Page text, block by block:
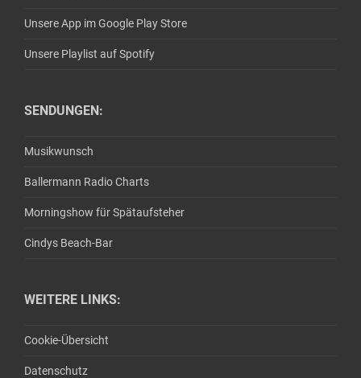
Unsere App im Google Play Store
Unsere Playlist auf Spotify
SENDUNGEN:
Musikwunsch
Ballermann Radio Charts
Morningshow für Spätaufsteher
Cindys Beach-Bar
WEITERE LINKS:
Cookie-Übersicht
Datenschutz